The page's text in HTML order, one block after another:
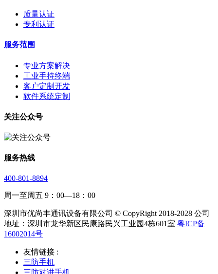
质量认证
专利认证
服务范围
专业方案解决
工业手持终端
客户定制开发
软件系统定制
关注公众号
服务热线
400-801-8894
周一至周五 9：00—18：00
深圳市优尚丰通讯设备有限公司 © CopyRight 2018-2028 公司
地址：深圳市龙华新区民康路民兴工业园4栋601室 粤ICP备
16002014号
友情链接 :
三防手机
三防对讲手机